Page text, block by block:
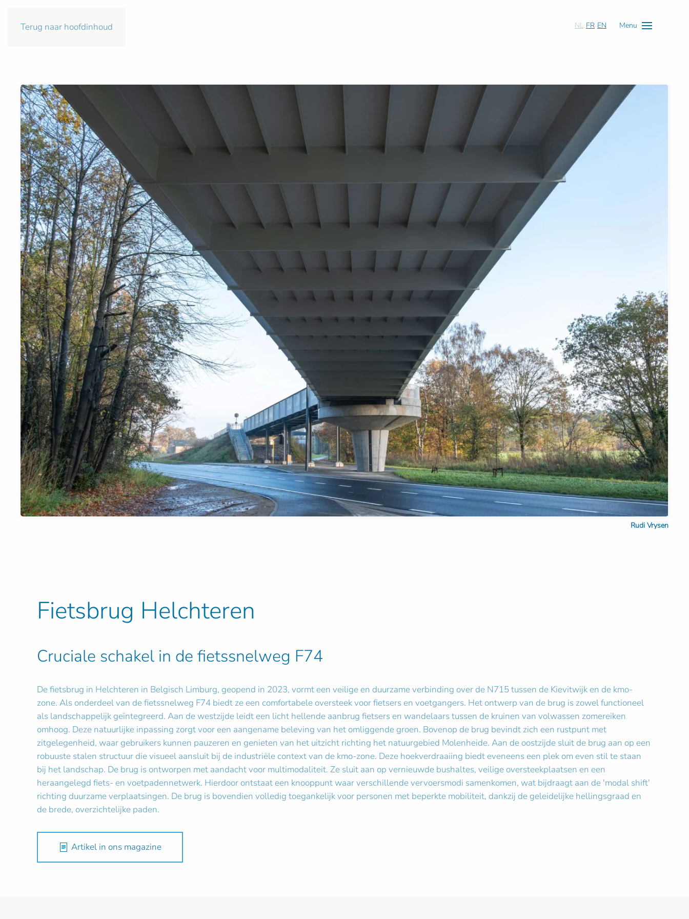
Terug naar hoofdinhoud NL FR EN Menu
Rudi Vrysen
Fietsbrug Helchteren
Cruciale schakel in de fietssnelweg F74
De fietsbrug in Helchteren in Belgisch Limburg, geopend in 2023, vormt een veilige en duurzame verbinding over de N715 tussen de Kievitwijk en de kmo-
zone. Als onderdeel van de fietssnelweg F74 biedt ze een comfortabele oversteek voor fietsers en voetgangers. Het ontwerp van de brug is zowel functioneel
als landschappelijk geïntegreerd. Aan de westzijde leidt een licht hellende aanbrug fietsers en wandelaars tussen de kruinen van volwassen zomereiken
omhoog. Deze natuurlijke inpassing zorgt voor een aangename beleving van het omliggende groen. Bovenop de brug bevindt zich een rustpunt met
zitgelegenheid, waar gebruikers kunnen pauzeren en genieten van het uitzicht richting het natuurgebied Molenheide. Aan de oostzijde sluit de brug aan op een
robuuste stalen structuur die visueel aansluit bij de industriële context van de kmo-zone. Deze hoekverdraaiing biedt eveneens een plek om even stil te staan
bij het landschap. De brug is ontworpen met aandacht voor multimodaliteit. Ze sluit aan op vernieuwde bushaltes, veilige oversteekplaatsen en een
heraangelegd fiets- en voetpadennetwerk. Hierdoor ontstaat een knooppunt waar verschillende vervoersmodi samenkomen, wat bijdraagt aan de 'modal shift'
richting duurzame verplaatsingen. De brug is bovendien volledig toegankelijk voor personen met beperkte mobiliteit, dankzij de geleidelijke hellingsgraad en
de brede, overzichtelijke paden.
Artikel in ons magazine